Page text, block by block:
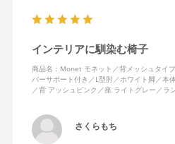
インテリアに馴染む椅子
商品名：Monet モネット／背メッシュタイ
バーサポート付き／L型肘／ホワイト脚／本
／背 アッシュピンク／座 ライトグレー／ラ
さくらもち